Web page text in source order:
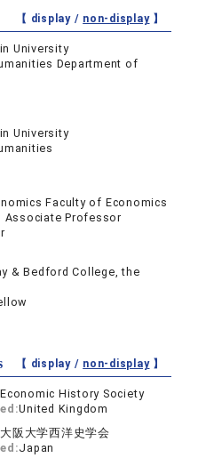
【 display / non-display】
University
Department of
University
Faculty of Economics
Associate Professor
& Bedford College, the
【 display / non-display】
Economic History Society
United Kingdom
大阪大学西洋史学会
Japan